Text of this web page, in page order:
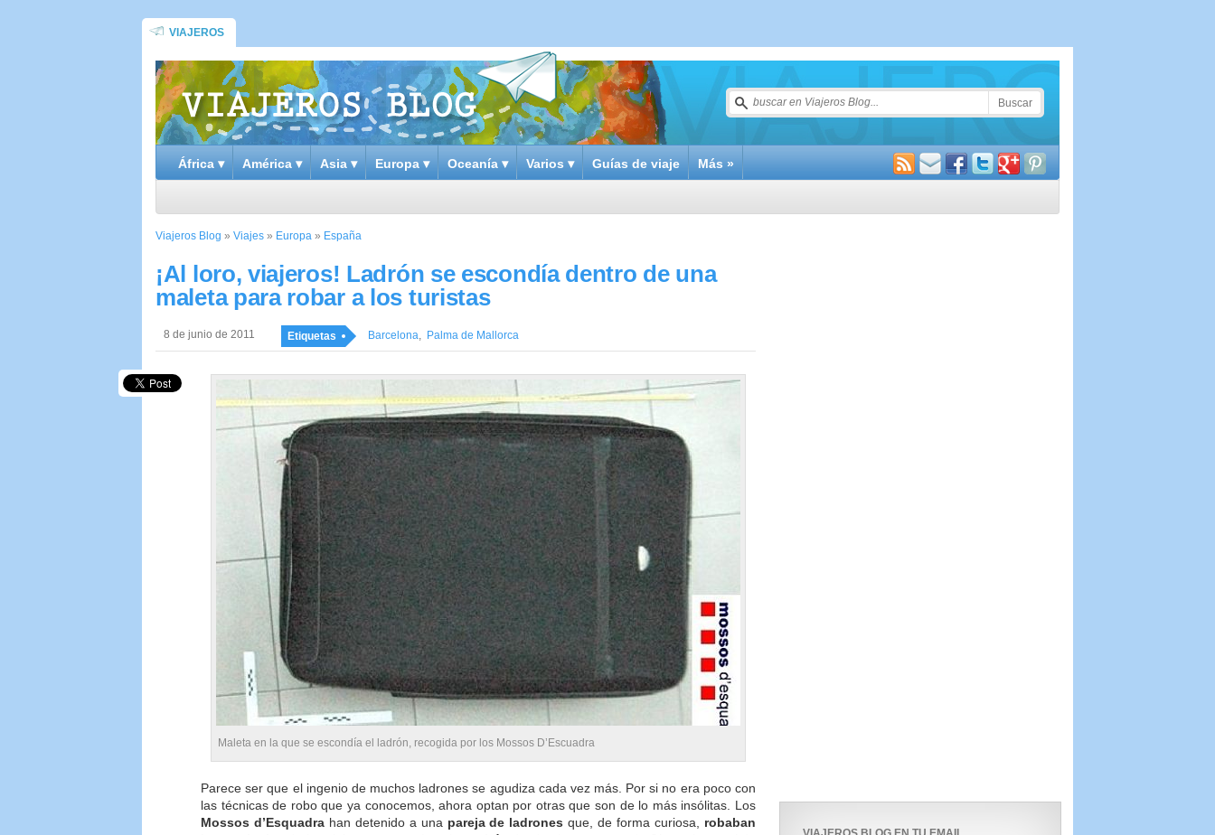
VIAJEROS
África ▾ América ▾ Asia ▾ Europa ▾ Oceanía ▾ Varios ▾ Guías de viaje Más »
Viajeros Blog » Viajes » Europa » España
¡Al loro, viajeros! Ladrón se escondía dentro de una
maleta para robar a los turistas
8 de junio de 2011 Etiquetas Barcelona, Palma de Mallorca
Maleta en la que se escondía el ladrón, recogida por los Mossos D’Escuadra
Parece ser que el ingenio de muchos ladrones se agudiza cada vez más. Por si no era poco con
las técnicas de robo que ya conocemos, ahora optan por otras que son de lo más insólitas. Los
Mossos d’Esquadrahan detenido a una pareja de ladrones que, de forma curiosa, robaban